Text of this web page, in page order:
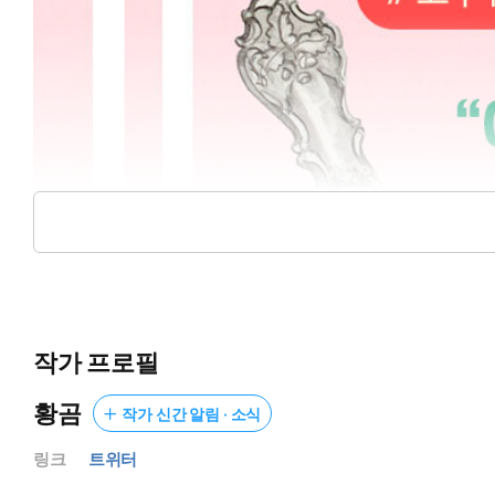
작가 프로필
황곰
작가 신간 알림 · 소식
링크 트위터